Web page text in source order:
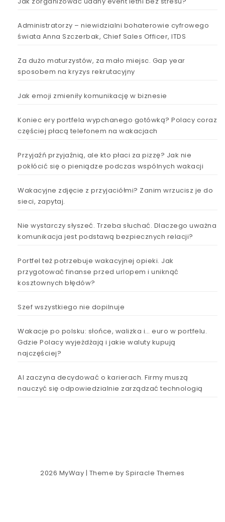
Administratorzy – niewidzialni bohaterowie cyfrowego
świata Anna Szczerbak, Chief Sales Officer, ITDS
Za dużo maturzystów, za mało miejsc. Gap year
sposobem na kryzys rekrutacyjny
Jak emoji zmieniły komunikację w biznesie
Koniec ery portfela wypchanego gotówką? Polacy coraz
częściej płacą telefonem na wakacjach
Przyjaźń przyjaźnią, ale kto płaci za pizzę? Jak nie
pokłócić się o pieniądze podczas wspólnych wakacji
Wakacyjne zdjęcie z przyjaciółmi? Zanim wrzucisz je do
sieci, zapytaj.
Nie wystarczy słyszeć. Trzeba słuchać. Dlaczego uważna
komunikacja jest podstawą bezpiecznych relacji?
Portfel też potrzebuje wakacyjnej opieki. Jak
przygotować finanse przed urlopem i uniknąć
kosztownych błędów?
Szef wszystkiego nie dopilnuje
Wakacje po polsku: słońce, walizka i… euro w portfelu.
Gdzie Polacy wyjeżdżają i jakie waluty kupują
najczęściej?
AI zaczyna decydować o karierach. Firmy muszą
nauczyć się odpowiedzialnie zarządzać technologią
2026 MyWay | Theme bySpiracle Themes